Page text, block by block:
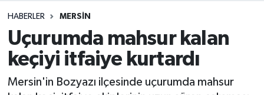
HABERLER MERSIN
Uçurumda mahsur kalan
keçiyi itfaiye kurtardı
Mersin'in Bozyazı ilçesinde uçurumda mahsur